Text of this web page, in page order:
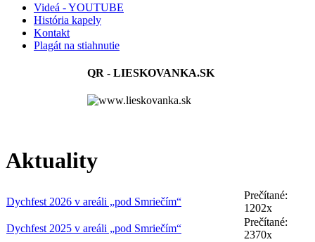
Videá - YOUTUBE
História kapely
Kontakt
Plagát na stiahnutie
QR - LIESKOVANKA.SK
Aktuality
Dychfest 2026 v areáli „pod Smriečím“
Prečítané:
1202x
Dychfest 2025 v areáli „pod Smriečím“
Prečítané:
2370x